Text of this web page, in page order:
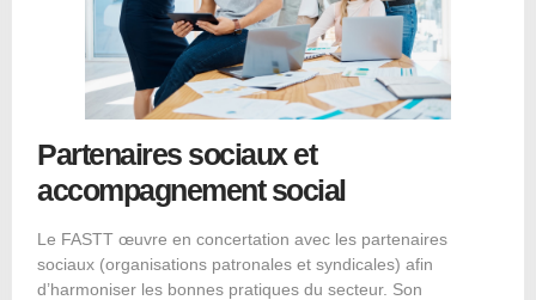
Partenaires sociaux et
accompagnement social
Le FASTT œuvre en concertation avec les partenaires
sociaux (organisations patronales et syndicales) afin
d’harmoniser les bonnes pratiques du secteur. Son